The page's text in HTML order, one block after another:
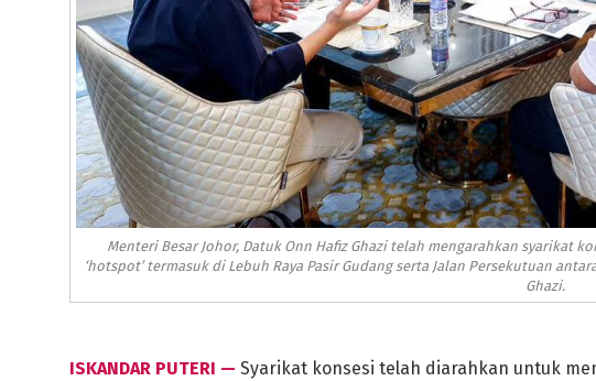
Menteri Besar Johor, Datuk Onn Hafiz Ghazi telah mengarahkan syarikat
‘hotspot’ termasuk di Lebuh Raya Pasir Gudang serta Jalan Persekutuan
Ghazi.
ISKANDAR PUTERI — Syarikat konsesi telah diarahkan untuk